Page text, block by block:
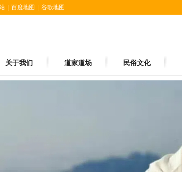
百度地图 谷歌地图
关于我们 道家道场 民俗文化